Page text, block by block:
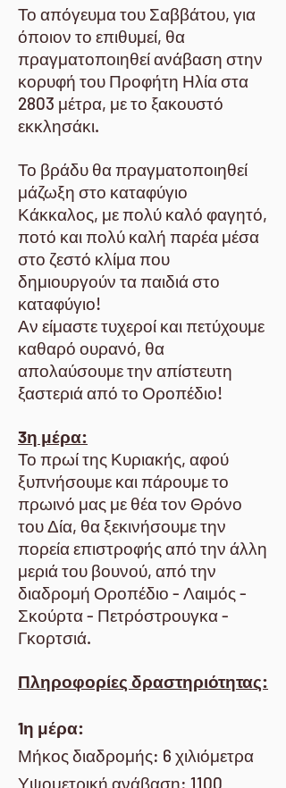
Το απόγευμα του Σαββάτου, για
όποιον το επιθυμεί, θα
πραγματοποιηθεί ανάβαση στην
κορυφή του Προφήτη Ηλία στα
2803 μέτρα, με το ξακουστό
εκκλησάκι.
Το βράδυ θα πραγματοποιηθεί
μάζωξη στο καταφύγιο
Κάκκαλος, με πολύ καλό φαγητό,
ποτό και πολύ καλή παρέα μέσα
στο ζεστό κλίμα που
δημιουργούν τα παιδιά στο
καταφύγιο!
Αν είμαστε τυχεροί και πετύχουμε
καθαρό ουρανό, θα
απολαύσουμε την απίστευτη
ξαστεριά από το Οροπέδιο!
3η μέρα:
Το πρωί της Κυριακής, αφού
ξυπνήσουμε και πάρουμε το
πρωινό μας με θέα τον Θρόνο
του Δία, θα ξεκινήσουμε την
πορεία επιστροφής από την άλλη
μεριά του βουνού, από την
διαδρομή Οροπέδιο - Λαιμός -
Σκούρτα - Πετρόστρουγκα -
Γκορτσιά.
Πληροφορίες δραστηριότητας:
1η μέρα:
Μήκος διαδρομής: 6 χιλιόμετρα
Υψομετρική ανάβαση: 1100